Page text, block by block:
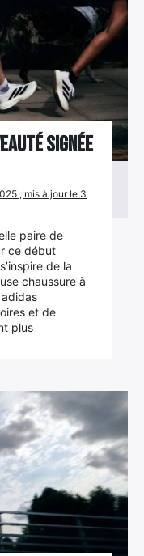
signée
, mis à jour le 3
paire de
ce début
de la
chaussure à
et de
plus